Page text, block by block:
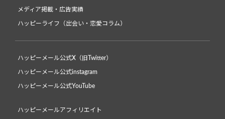
メディア掲載・広告実績
ハッピーライフ（出会い・恋愛コラム）
ハッピーメール公式X（旧Twitter）
ハッピーメール公式instagram
ハッピーメール公式YouTube
ハッピーメールアフィリエイト